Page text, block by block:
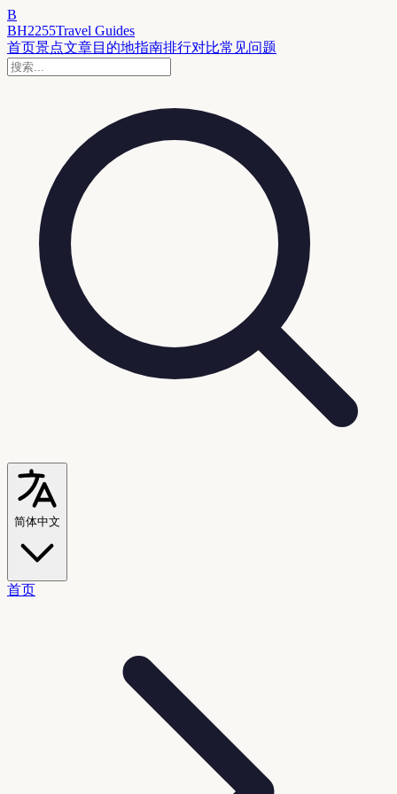
B
BH2255Travel Guides
首页景点文章目的地指南排行对比常见问题
简体中文
首页